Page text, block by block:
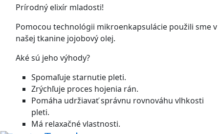
Prírodný elixír mladosti!
Pomocou technológii mikroenkapsulácie použili sme v
našej tkanine jojobový olej.
Aké sú jeho výhody?
Spomaľuje starnutie pleti.
Zrýchľuje proces hojenia rán.
Pomáha udržiavať správnu rovnováhu vlhkosti
pleti.
Má relaxačné vlastnosti.